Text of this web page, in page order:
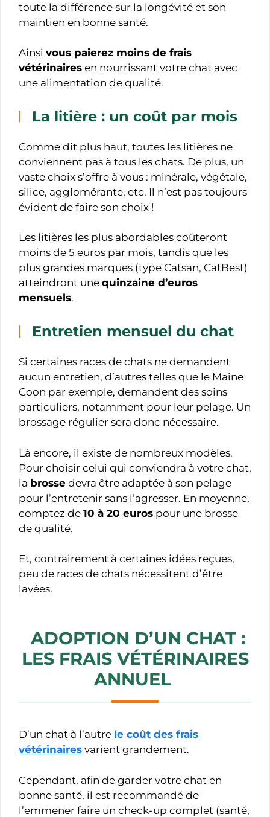
toute la différence sur la longévité et son
maintien en bonne santé.
Ainsi vous paierez moins de frais
vétérinaires en nourrissant votre chat avec
une alimentation de qualité.
La litière : un coût par mois
Comme dit plus haut, toutes les litières ne
conviennent pas à tous les chats. De plus, un
vaste choix s’offre à vous : minérale, végétale,
silice, agglomérante, etc. Il n’est pas toujours
évident de faire son choix !
Les litières les plus abordables coûteront
moins de 5 euros par mois, tandis que les
plus grandes marques (type Catsan, CatBest)
atteindront une quinzaine d’euros
mensuels.
Entretien mensuel du chat
Si certaines races de chats ne demandent
aucun entretien, d’autres telles que le Maine
Coon par exemple, demandent des soins
particuliers, notamment pour leur pelage. Un
brossage régulier sera donc nécessaire.
Là encore, il existe de nombreux modèles.
Pour choisir celui qui conviendra à votre chat,
la brosse devra être adaptée à son pelage
pour l’entretenir sans l’agresser. En moyenne,
comptez de 10 à 20 euros pour une brosse
de qualité.
Et, contrairement à certaines idées reçues,
peu de races de chats nécessitent d’être
lavées.
ADOPTION D’UN CHAT :
LES FRAIS VÉTÉRINAIRES
ANNUEL
D’un chat à l’autre le coût des frais
vétérinaires varient grandement.
Cependant, afin de garder votre chat en
bonne santé, il est recommandé de
l’emmener faire un check-up complet (santé,